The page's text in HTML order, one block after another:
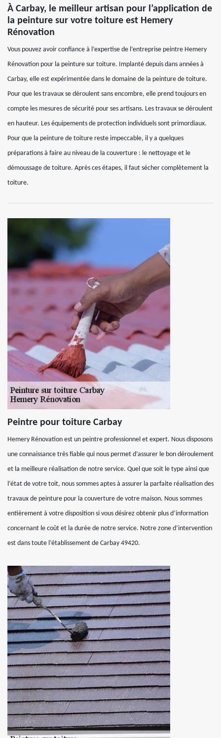
À Carbay, le meilleur artisan pour l’application de
la peinture sur votre toiture est Hemery
Rénovation
Vous pouvez avoir confiance à l’expertise de l’entreprise peintre Hemery
Rénovation pour la peinture sur toiture. Implanté depuis dans années à
Carbay, elle est expérimentée dans le domaine de la peinture de toiture.
Pour que les travaux se déroulent sans encombre, elle prend toujours en
compte les mesures de sécurité pour ses artisans. Les travaux se déroulent
en hauteur. Les équipements de protection individuels sont primordiaux.
Pour que la peinture de toiture reste impeccable, il y a quelques
préparations à faire au niveau de la couverture : le nettoyage et le
démoussage de toiture. Après ces étapes, il faut sécher complètement la
toiture.
Peintre pour toiture Carbay
Hemery Rénovation est un peintre professionnel et expert. Nous disposons
une connaissance très fiable qui nous permet d’assurer le bon déroulement
et la meilleure réalisation de notre service. Quel que soit le type ainsi que
l’état de votre toit, nous sommes aptes à assurer la parfaite réalisation des
travaux de peinture pour la couverture de votre maison. Nous sommes
entièrement à votre disposition si vous désirez obtenir plus d’information
concernant le coût et la durée de notre service. Notre zone d’intervention
est dans toute l’établissement de Carbay 49420.